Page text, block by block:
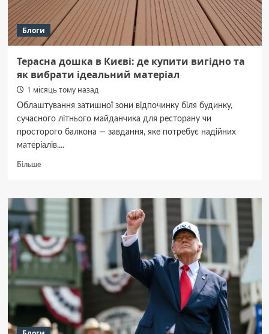
Блоги
Терасна дошка в Києві: де купити вигідно та
як вибрати ідеальний матеріал
1 місяць тому назад
Облаштування затишної зони відпочинку біля будинку,
сучасного літнього майданчика для ресторану чи
просторого балкона — завдання, яке потребує надійних
матеріалів....
БільшеДокладніше
дошка
де
купити
вигідно
вибрати
ідеальний
матеріал